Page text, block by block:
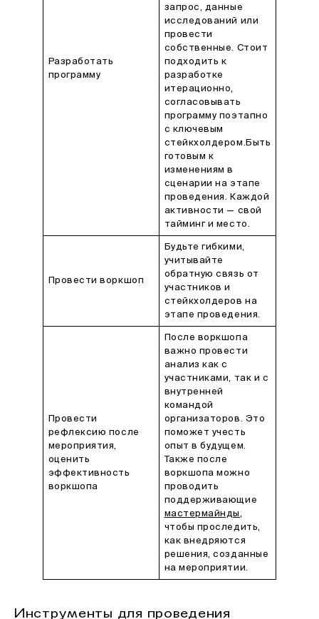
Разработать
программу
запрос, данные
исследований или
провести
собственные. Стоит
подходить к
разработке
итерационно,
согласовывать
программу поэтапно
с ключевым
стейкхолдером.Быть
готовым к
изменениям в
сценарии на этапе
проведения. Каждой
активности — свой
тайминг и место.
Провести воркшоп
Будьте гибкими,
учитывайте
обратную связь от
участников и
стейкхолдеров на
этапе проведения.
Провести
рефлексию после
мероприятия,
оценить
эффективность
воркшопа
После воркшопа
важно провести
анализ как с
участниками, так и с
внутренней
командой
организаторов. Это
поможет учесть
опыт в будущем.
Также после
воркшопа можно
проводить
поддерживающие
мастермайнды,
чтобы проследить,
как внедряются
решения, созданные
на мероприятии.
Инструменты для проведения